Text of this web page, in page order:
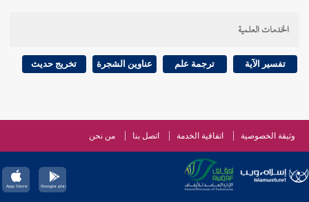
الخدمات العلمية
تفسير الآية ترجمة علم عناوين الشجرة تخريج حديث
وثيقة الخصوصية اتفاقية الخدمة اتصل بنا من نحن